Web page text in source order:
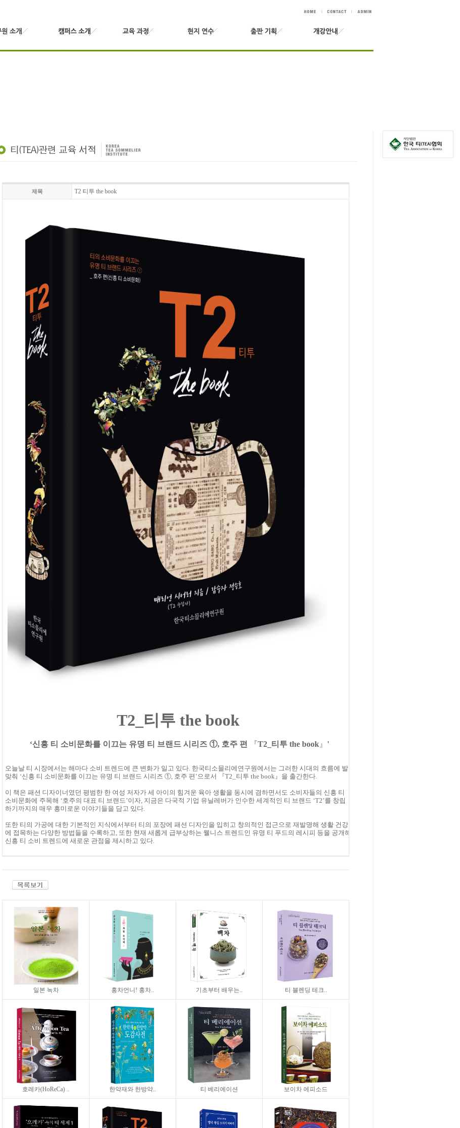
제목 T2 티투 the book
T2_티투 the book
‘신흥 티 소비문화를 이끄는 유명 티 브랜드 시리즈 ①, 호주 편 『T2_티투 the book』 '
오늘날 티 시장에서는 해마다 소비 트렌드에 큰 변화가 일고 있다. 한국티소믈리에연구원에서는 그러한 시대의 흐름에 발
맞춰 ‘신흥 티 소비문화를 이끄는 유명 티 브랜드 시리즈 ①, 호주 편’으로서 『T2_티투 the book』을 출간한다.
이 책은 패션 디자이너였던 평범한 한 여성 저자가 세 아이의 힘겨운 육아 생활을 동시에 겸하면서도 소비자들의 신흥 티
소비문화에 주목해 ‘호주의 대표 티 브랜드’이자, 지금은 다국적 기업 유닐레버가 인수한 세계적인 티 브랜드 ‘T2’를 창립
하기까지의 매우 흥미로운 이야기들을 담고 있다.
또한 티의 가공에 대한 기본적인 지식에서부터 티의 포장에 패션 디자인을 입히고 창의적인 접근으로 재발명해 생활 건강
에 접목하는 다양한 방법들을 수록하고, 또한 현재 새롭게 급부상하는 웰니스 트렌드인 유명 티 푸드의 레시피 등을 공개해
신흥 티 소비 트렌드에 새로운 관점을 제시하고 있다.
일본 녹차 홍차언니! 홍차.. 기초부터 배우는.. 티 블렌딩 테크..
호레카(HoReCa) .. 한약재와 한방약.. 티 베리에이션 보이차 에피소드